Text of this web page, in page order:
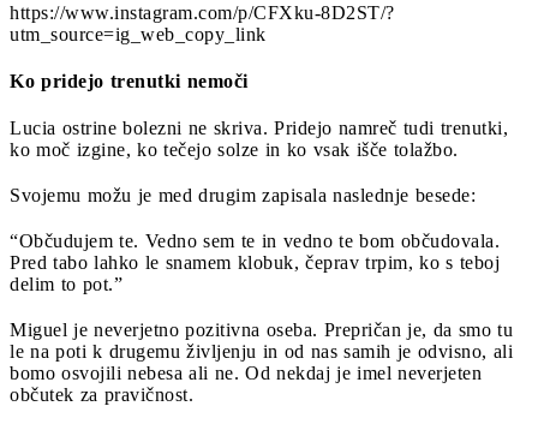
https://www.instagram.com/p/CFXku-8D2ST/?
utm_source=ig_web_copy_link
Ko pridejo trenutki nemoči
Lucia ostrine bolezni ne skriva. Pridejo namreč tudi trenutki,
ko moč izgine, ko tečejo solze in ko vsak išče tolažbo.
Svojemu možu je med drugim zapisala naslednje besede:
“Občudujem te. Vedno sem te in vedno te bom občudovala.
Pred tabo lahko le snamem klobuk, čeprav trpim, ko s teboj
delim to pot.”
Miguel je neverjetno pozitivna oseba. Prepričan je, da smo tu
le na poti k drugemu življenju in od nas samih je odvisno, ali
bomo osvojili nebesa ali ne. Od nekdaj je imel neverjeten
občutek za pravičnost.